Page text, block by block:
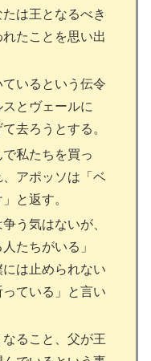
は王となるべき
たことを思い出
いるという伝令
とヴェールに
去ろうとする。
で私たちを買っ
アポッソは「ベ
と返す。
う気はないが、
たちがいる」
には止められない
ている」と言い
ること、父が王